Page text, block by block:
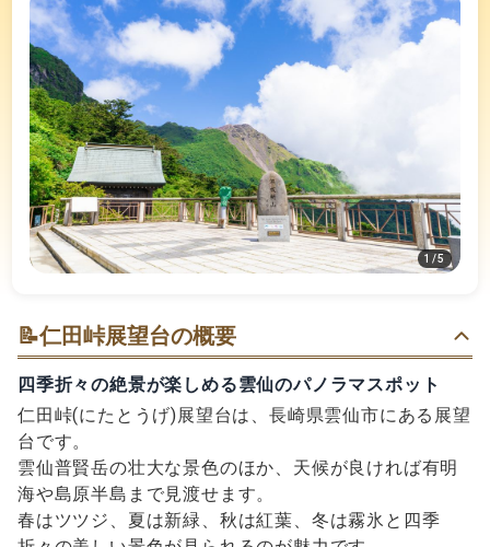
1/5
📝仁田峠展望台の概要
四季折々の絶景が楽しめる雲仙のパノラマスポット
仁田峠(にたとうげ)展望台は、長崎県雲仙市にある展望
台です。
雲仙普賢岳の壮大な景色のほか、天候が良ければ有明
海や島原半島まで見渡せます。
春はツツジ、夏は新緑、秋は紅葉、冬は霧氷と四季